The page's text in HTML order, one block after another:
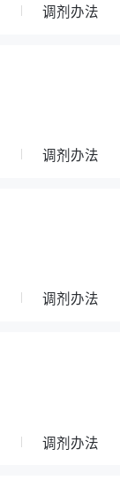
调剂办法
调剂办法
调剂办法
调剂办法